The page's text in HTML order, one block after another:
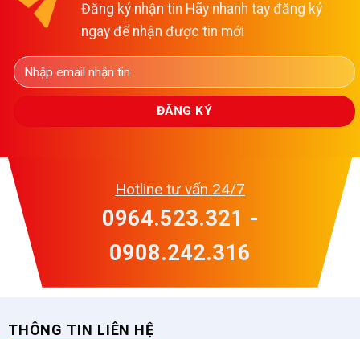
Đăng ký nhận tin Hãy nhanh tay đăng ký
ngay để nhận được tin mới
Hotline tư vấn 24/7
0964.523.321 -
0908.242.316
THÔNG TIN LIÊN HỆ